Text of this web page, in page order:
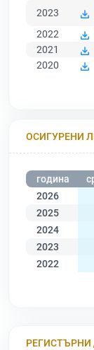
2023
2022
2021
2020
ОСИГУРЕНИ
година
2026
2025
2024
2023
2022